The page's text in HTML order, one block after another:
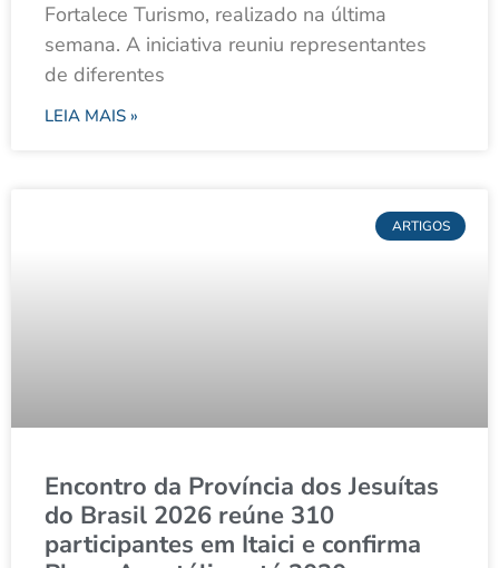
Fortalece Turismo, realizado na última
semana. A iniciativa reuniu representantes
de diferentes
LEIA MAIS »
ARTIGOS
Encontro da Província dos Jesuítas
do Brasil 2026 reúne 310
participantes em Itaici e confirma